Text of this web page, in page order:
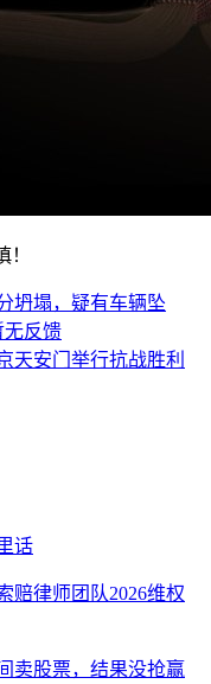
坍塌，疑有车辆坠
无反馈
天安门举行抗战胜利
话
赔律师团队2026维权
卖股票，结果没抢赢